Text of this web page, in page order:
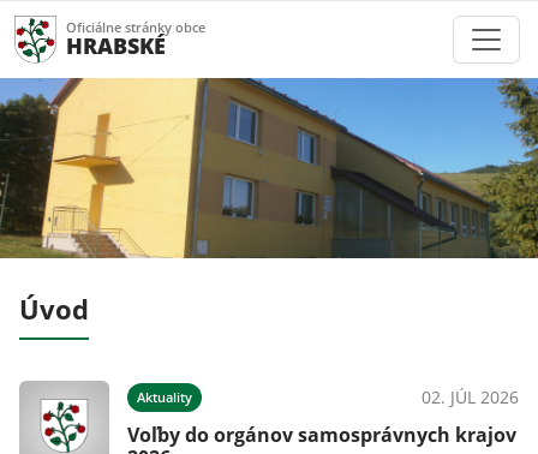
Oficiálne stránky obce
HRABSKÉ
Úvod
Aktuality 02. JÚL 2026
Voľby do orgánov samosprávnych krajov